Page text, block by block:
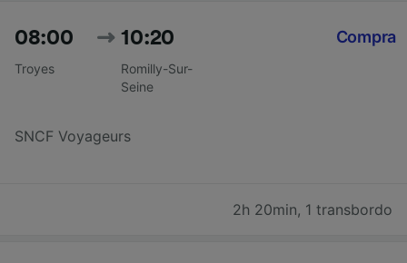
08:00
Troyes
10:20
Romilly-Sur-
Seine
SNCF Voyageurs
Compra
2h 20min, 1 transbordo